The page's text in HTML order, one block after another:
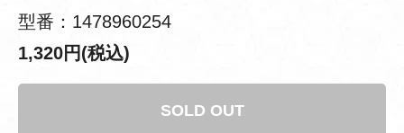
型番：1478960254
1,320円(税込)
SOLD OUT